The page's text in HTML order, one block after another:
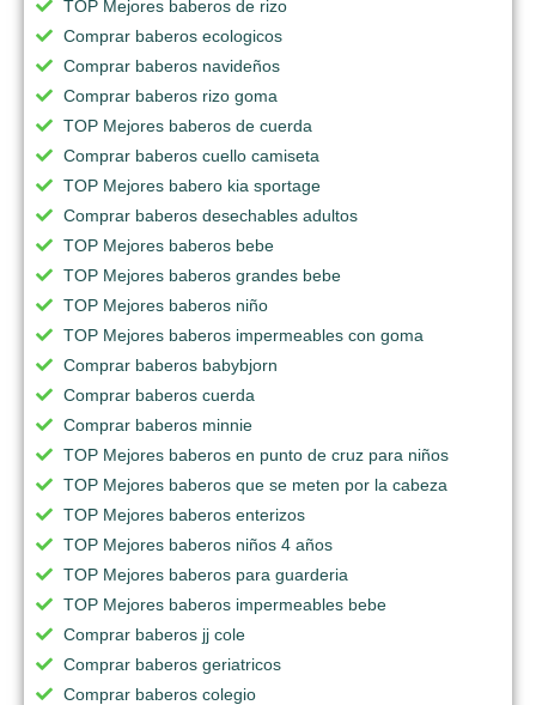
TOP Mejores baberos de rizo
Comprar baberos ecologicos
Comprar baberos navideños
Comprar baberos rizo goma
TOP Mejores baberos de cuerda
Comprar baberos cuello camiseta
TOP Mejores babero kia sportage
Comprar baberos desechables adultos
TOP Mejores baberos bebe
TOP Mejores baberos grandes bebe
TOP Mejores baberos niño
TOP Mejores baberos impermeables con goma
Comprar baberos babybjorn
Comprar baberos cuerda
Comprar baberos minnie
TOP Mejores baberos en punto de cruz para niños
TOP Mejores baberos que se meten por la cabeza
TOP Mejores baberos enterizos
TOP Mejores baberos niños 4 años
TOP Mejores baberos para guarderia
TOP Mejores baberos impermeables bebe
Comprar baberos jj cole
Comprar baberos geriatricos
Comprar baberos colegio